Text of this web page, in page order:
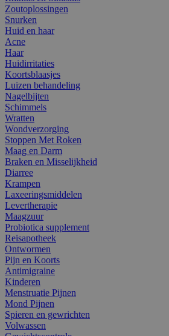
Zoutoplossingen
Snurken
Huid en haar
Acne
Haar
Huidirritaties
Koortsblaasjes
Luizen behandeling
Nagelbijten
Schimmels
Wratten
Wondverzorging
Stoppen Met Roken
Maag en Darm
Braken en Misselijkheid
Diarree
Krampen
Laxeeringsmiddelen
Levertherapie
Maagzuur
Probiotica supplement
Reisapotheek
Ontwormen
Pijn en Koorts
Antimigraine
Kinderen
Menstruatie Pijnen
Mond Pijnen
Spieren en gewrichten
Volwassen